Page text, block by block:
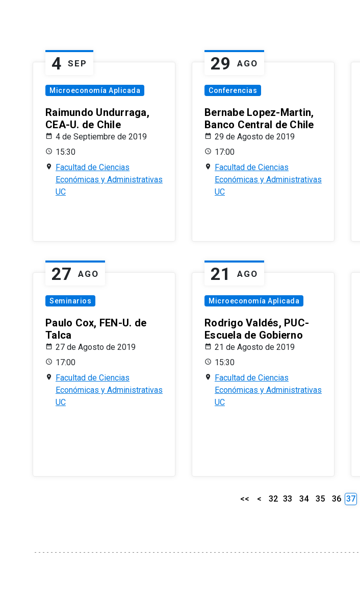
4 SEP
Microeconomía Aplicada
Raimundo Undurraga,
CEA-U. de Chile
4 de Septiembre de 2019
15:30
Facultad de Ciencias
Económicas y Administrativas
UC
29 AGO
Conferencias
Bernabe Lopez-Martin,
Banco Central de Chile
29 de Agosto de 2019
17:00
Facultad de Ciencias
Económicas y Administrativas
UC
27 AGO
Seminarios
Paulo Cox, FEN-U. de
Talca
27 de Agosto de 2019
17:00
Facultad de Ciencias
Económicas y Administrativas
UC
21 AGO
Microeconomía Aplicada
Rodrigo Valdés, PUC-
Escuela de Gobierno
21 de Agosto de 2019
15:30
Facultad de Ciencias
Económicas y Administrativas
UC
<< < 32 33 34 35 36 37